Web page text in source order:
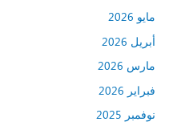
مايو 2026
أبريل 2026
مارس 2026
فبراير 2026
نوفمبر 2025